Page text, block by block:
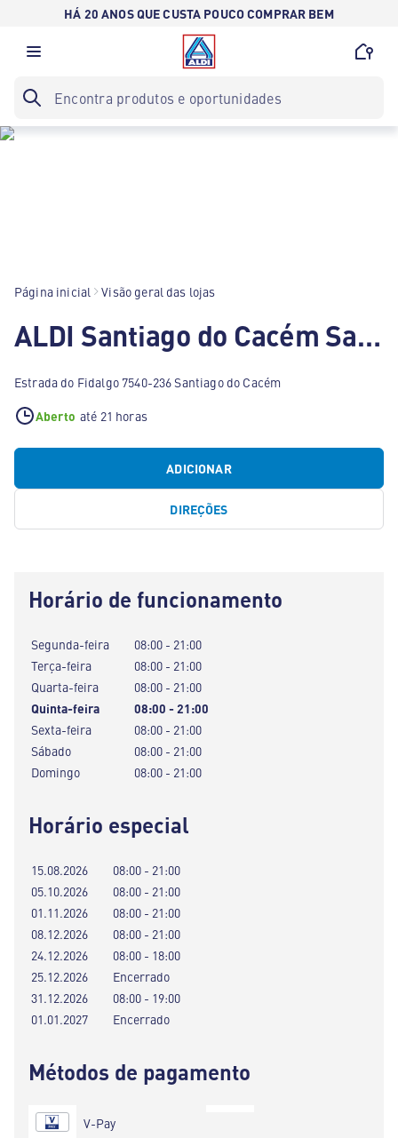
HÁ 20 ANOS QUE CUSTA POUCO COMPRAR BEM
Página inicial Visão geral das lojas
ALDI Santiago do Cacém Santiago do Cacém
Estrada do Fidalgo 7540-236 Santiago do Cacém
Aberto até 21 horas
ADICIONAR
DIREÇÕES
Horário de funcionamento
Segunda-feira
08:00 - 21:00
Terça-feira
08:00 - 21:00
Quarta-feira
08:00 - 21:00
Quinta-feira
08:00 - 21:00
Sexta-feira
08:00 - 21:00
Sábado
08:00 - 21:00
Domingo
08:00 - 21:00
Horário especial
15.08.2026
08:00 - 21:00
05.10.2026
08:00 - 21:00
01.11.2026
08:00 - 21:00
08.12.2026
08:00 - 21:00
24.12.2026
08:00 - 18:00
25.12.2026
Encerrado
31.12.2026
08:00 - 19:00
01.01.2027
Encerrado
Métodos de pagamento
V-Pay